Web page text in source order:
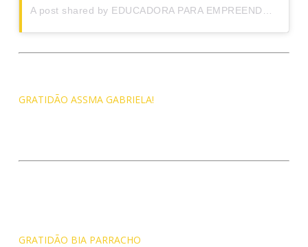
GRATIDÃO ASSMA GABRIELA!
GRATIDÃO BIA PARRACHO